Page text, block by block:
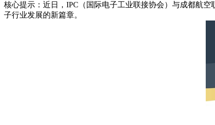
核心提示：近日，IPC（国际电子工业联接协会）与成都航
子行业发展的新篇章。